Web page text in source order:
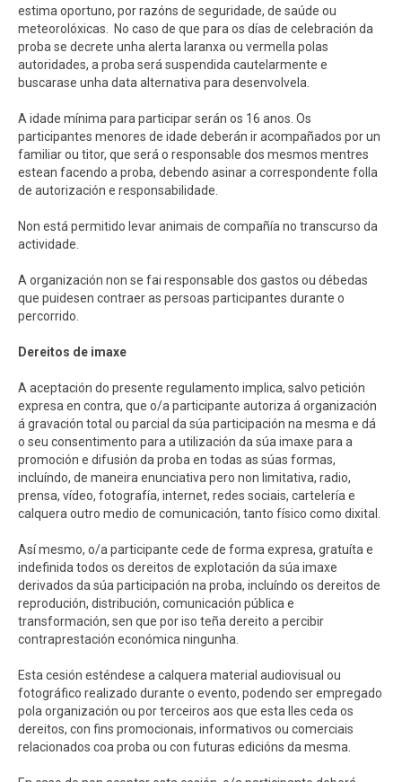
estima oportuno, por razóns de seguridade, de saúde ou
meteorolóxicas. No caso de que para os días de celebración da
proba se decrete unha alerta laranxa ou vermella polas
autoridades, a proba será suspendida cautelarmente e
buscarase unha data alternativa para desenvolvela.
A idade mínima para participar serán os 16 anos. Os
participantes menores de idade deberán ir acompañados por un
familiar ou titor, que será o responsable dos mesmos mentres
estean facendo a proba, debendo asinar a correspondente folla
de autorización e responsabilidade.
Non está permitido levar animais de compañía no transcurso da
actividade.
A organización non se fai responsable dos gastos ou débedas
que puidesen contraer as persoas participantes durante o
percorrido.
Dereitos de imaxe
A aceptación do presente regulamento implica, salvo petición
expresa en contra, que o/a participante autoriza á organización
á gravación total ou parcial da súa participación na mesma e dá
o seu consentimento para a utilización da súa imaxe para a
promoción e difusión da proba en todas as súas formas,
incluíndo, de maneira enunciativa pero non limitativa, radio,
prensa, vídeo, fotografía, internet, redes sociais, cartelería e
calquera outro medio de comunicación, tanto físico como dixital.
Así mesmo, o/a participante cede de forma expresa, gratuíta e
indefinida todos os dereitos de explotación da súa imaxe
derivados da súa participación na proba, incluíndo os dereitos de
reprodución, distribución, comunicación pública e
transformación, sen que por iso teña dereito a percibir
contraprestación económica ningunha.
Esta cesión esténdese a calquera material audiovisual ou
fotográfico realizado durante o evento, podendo ser empregado
pola organización ou por terceiros aos que esta lles ceda os
dereitos, con fins promocionais, informativos ou comerciais
relacionados coa proba ou con futuras edicións da mesma.